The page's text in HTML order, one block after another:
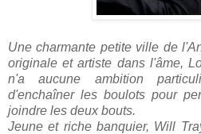
Une charmante petite ville de
originale et artiste dans l'âme,
n'a aucune ambition
d'enchaîner les boulots pour
joindre les deux bouts.
Jeune et riche banquier, Will